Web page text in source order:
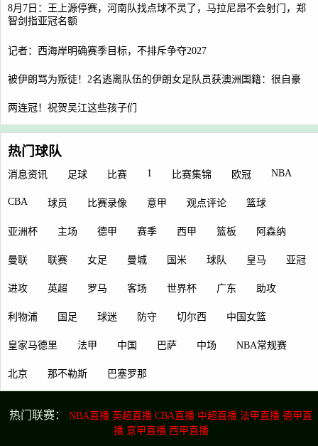
8月7日：王上源停赛，河南队找点球不灵了，马拉尼昂不会射门，郑
智剑指亚冠名额
记者：西海岸明确赛季目标，不排斥争夺2027
被伊朗骂为叛徒！2名逃离队伍的伊朗女足队员获澳洲国籍：很自豪
两连冠！祝贺吴江这些孩子们
热门球队
消息资讯 足球 比赛 1 比赛集锦 欧冠 NBA
CBA 球员 比赛录像 意甲 观点评论 篮球
亚洲杯 主场 德甲 赛季 西甲 篮板 阿森纳
曼联 联赛 女足 曼城 国米 球队 皇马 亚冠
进攻 英超 罗马 客场 世界杯 广东 助攻
利物浦 国足 球迷 防守 切尔西 中国女篮
皇家马德里 法甲 中国 巴萨 中场 NBA常规赛
北京 那不勒斯 巴塞罗那
热门联赛： NBA直播 英超直播 CBA直播 中超直播 法甲直播 德甲直
播 意甲直播 西甲直播